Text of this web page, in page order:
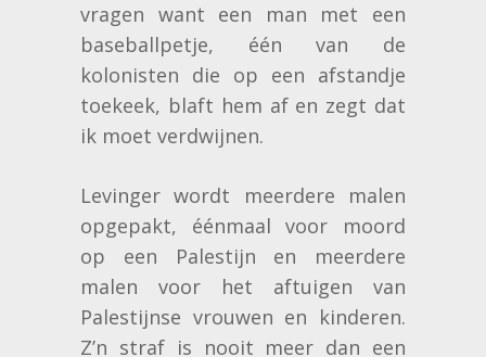
vragen want een man met een
baseballpetje, één van de
kolonisten die op een afstandje
toekeek, blaft hem af en zegt dat
ik moet verdwijnen.
Levinger wordt meerdere malen
opgepakt, éénmaal voor moord
op een Palestijn en meerdere
malen voor het aftuigen van
Palestijnse vrouwen en kinderen.
Z’n straf is nooit meer dan een